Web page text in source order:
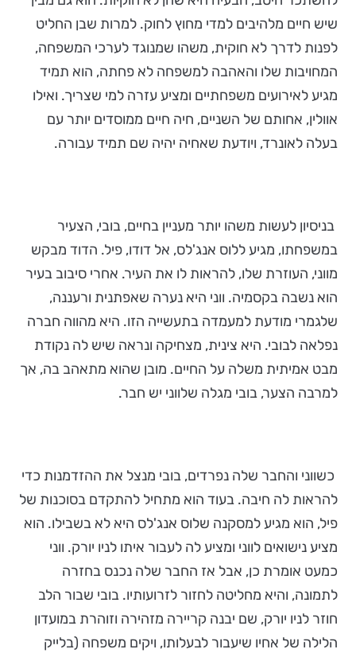
שיש חיים מלהיבים למדי מחוץ לחוק. למרות שבן החליט
לפנות לדרך לא חוקית, משהו שמנוגד לערכי המשפחה,
המחויבות שלו והאהבה למשפחה לא פחתה, הוא תמיד
מגיע לאירועים משפחתיים ומציע עזרה למי שצריך. ואילו
אוולין, אחותם של השניים, חיה חיים ממוסדים יותר עם
בעלה לאונרד, ויודעת שאחיה יהיה שם תמיד עבורה.
בניסיון לעשות משהו יותר מעניין בחיים, בובי, הצעיר
במשפחתו, מגיע ללוס אנג'לס, אל דודו, פיל. הדוד מבקש
מווני, העוזרת שלו, להראות לו את העיר. אחרי סיבוב בעיר
הוא נשבה בקסמיה. ווני היא נערה שאפתנית ורעננה,
שלגמרי מודעת למעמדה בתעשייה הזו. היא מהווה חברה
נפלאה לבובי. היא צינית, מצחיקה ונראה שיש לה נקודת
מבט אמיתית משלה על החיים. מובן שהוא מתאהב בה, אך
למרבה הצער, בובי מגלה שלווני יש חבר.
כשווני והחבר שלה נפרדים, בובי מנצל את ההזדמנות כדי
להראות לה חיבה. בעוד הוא מתחיל להתקדם בסוכנות של
פיל, הוא מגיע למסקנה שלוס אנג'לס היא לא בשבילו. הוא
מציע נישואים לווני ומציע לה לעבור איתו לניו יורק. ווני
כמעט אומרת כן, אבל אז החבר שלה נכנס בחזרה
לתמונה, והיא מחליטה לחזור לזרועותיו. בובי שבור הלב
חוזר לניו יורק, שם יבנה קריירה מזהירה וזוהרת במועדון
הלילה של אחיו שיעבור לבעלותו, ויקים משפחה (בלייק